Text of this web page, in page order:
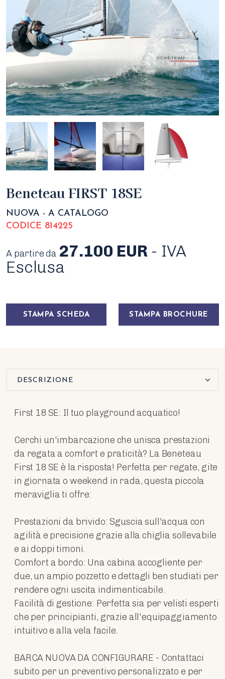
Beneteau FIRST 18SE
NUOVA - A CATALOGO
CODICE 814225
A partire da 27.100 EUR- IVA
Esclusa
STAMPA SCHEDA STAMPA BROCHURE
DESCRIZIONE
First 18 SE: Il tuo playground acquatico!
Cerchi un'imbarcazione che unisca prestazioni
da regata a comfort e praticità? La Beneteau
First 18 SE è la risposta! Perfetta per regate, gite
in giornata o weekend in rada, questa piccola
meraviglia ti offre:
Prestazioni da brivido: Sguscia sull'acqua con
agilità e precisione grazie alla chiglia sollevabile
e ai doppi timoni.
Comfort a bordo: Una cabina accogliente per
due, un ampio pozzetto e dettagli ben studiati per
rendere ogni uscita indimenticabile.
Facilità di gestione: Perfetta sia per velisti esperti
che per principianti, grazie all'equipaggiamento
intuitivo e alla vela facile.
BARCA NUOVA DA CONFIGURARE - Contattaci
subito per un preventivo personalizzato e per